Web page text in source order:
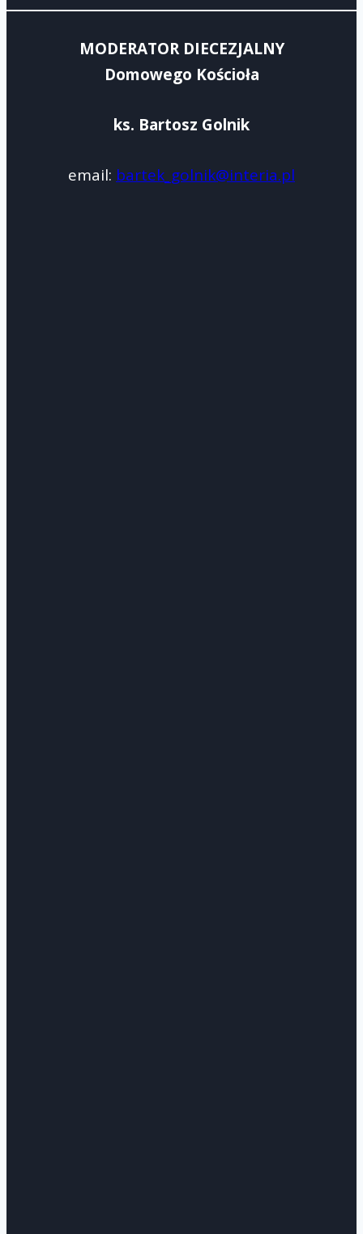
MODERATOR DIECEZJALNY
Domowego Kościoła
ks. Bartosz Golnik
email: bartek_golnik@interia.pl